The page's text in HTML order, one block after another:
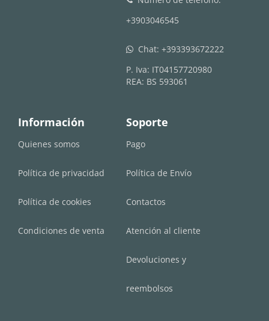
+3903046545
whatsapp Chat: +393393672222
P. Iva: IT04157720980
REA: BS 593061
Información
Quienes somos
Política de privacidad
Política de cookies
Condiciones de venta
Soporte
Pago
Política de Envío
Contactos
Atención al cliente
Devoluciones y
reembolsos